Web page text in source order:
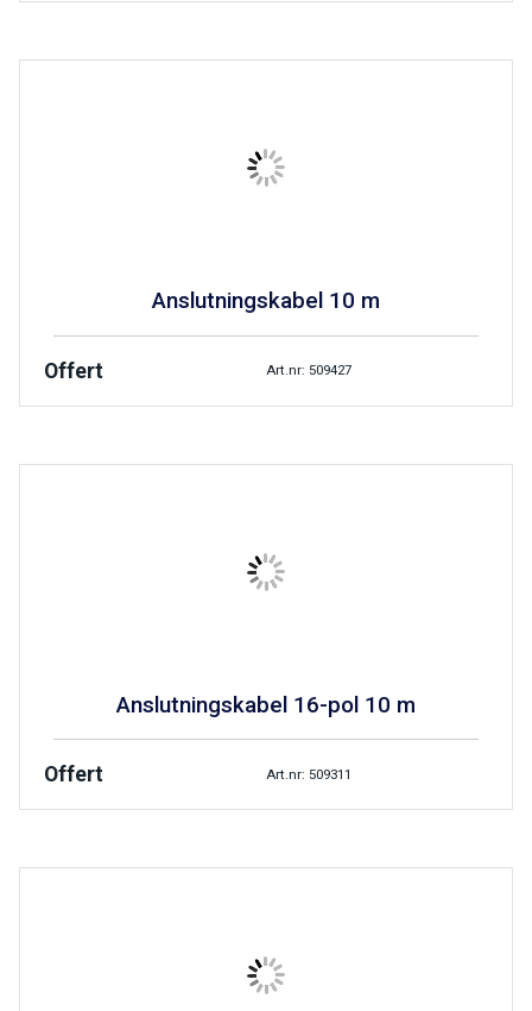
Anslutningskabel 10 m
Offert Art.nr: 509427
Anslutningskabel 16-pol 10 m
Offert Art.nr: 509311